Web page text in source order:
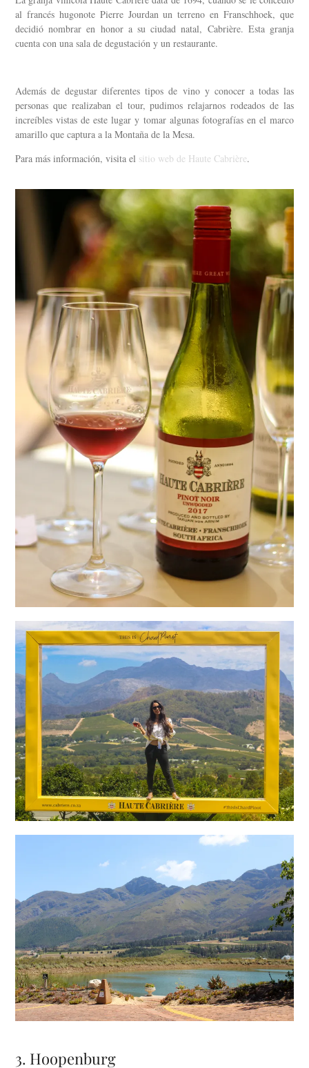
al francés hugonote Pierre Jourdan un terreno en Franschhoek, que
decidió nombrar en honor a su ciudad natal, Cabrière. Esta granja
cuenta con una sala de degustación y un restaurante.
Además de degustar diferentes tipos de vino y conocer a todas las
personas que realizaban el tour, pudimos relajarnos rodeados de las
increíbles vistas de este lugar y tomar algunas fotografías en el marco
amarillo que captura a la Montaña de la Mesa.
Para más información, visita el sitio web de Haute Cabrière.
3. Hoopenburg